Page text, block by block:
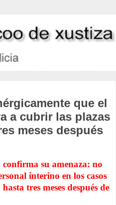
que el
a cubrir las plazas
meses después
su amenaza: no
interino en los casos
tres meses después de